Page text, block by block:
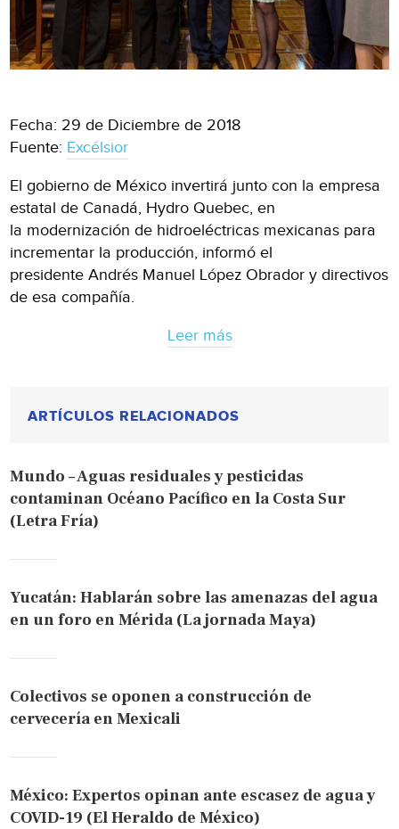
Fecha: 29 de Diciembre de 2018
Fuente: Excélsior
El gobierno de México invertirá junto con la empresa
estatal de Canadá, Hydro Quebec, en
la modernización de hidroeléctricas mexicanas para
incrementar la producción, informó el
presidente Andrés Manuel López Obrador y directivos
de esa compañía.
Leer más
ARTÍCULOS RELACIONADOS
Mundo – Aguas residuales y pesticidas
contaminan Océano Pacífico en la Costa Sur
(Letra Fría)
Yucatán: Hablarán sobre las amenazas del agua
en un foro en Mérida (La jornada Maya)
Colectivos se oponen a construcción de
cervecería en Mexicali
México: Expertos opinan ante escasez de agua y
COVID-19 (El Heraldo de México)